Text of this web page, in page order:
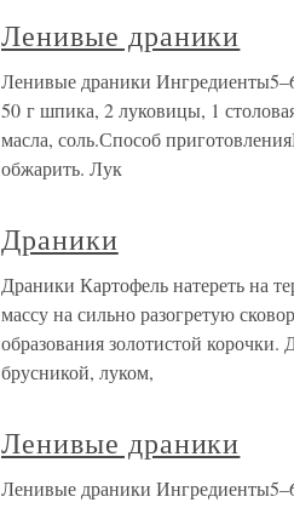
Ленивые драники
Ленивые драники
50 г шпика, 2 луковицы, 1
масла, соль.Способ
обжарить. Лук
Драники
Драники Картофель натереть на
массу на сильно разогретую
образования золотистой
брусникой, луком,
Ленивые драники
Ленивые драники